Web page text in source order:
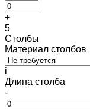
+
5
Столбы
Материал столбов
i
Длина столба
-